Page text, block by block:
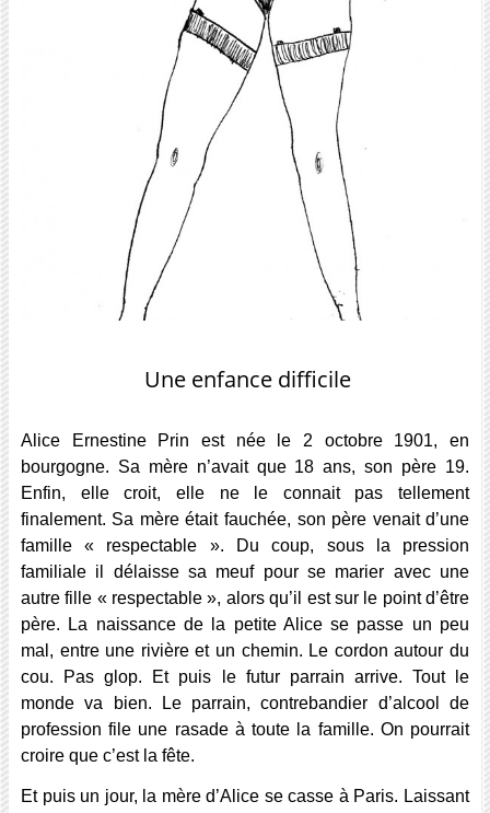
Une enfance difficile
Alice Ernestine Prin est née le 2 octobre 1901, en
bourgogne. Sa mère n’avait que 18 ans, son père 19.
Enfin, elle croit, elle ne le connait pas tellement
finalement. Sa mère était fauchée, son père venait d’une
famille « respectable ». Du coup, sous la pression
familiale il délaisse sa meuf pour se marier avec une
autre fille « respectable », alors qu’il est sur le point d’être
père. La naissance de la petite Alice se passe un peu
mal, entre une rivière et un chemin. Le cordon autour du
cou. Pas glop. Et puis le futur parrain arrive. Tout le
monde va bien. Le parrain, contrebandier d’alcool de
profession file une rasade à toute la famille. On pourrait
croire que c’est la fête.
Et puis un jour, la mère d’Alice se casse à Paris. Laissant